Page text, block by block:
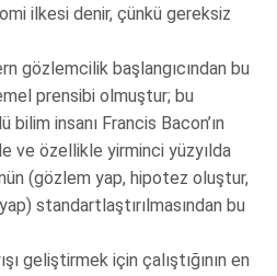
ilkesi denir, çünkü gereksiz
gözlemcilik başlangıcından bu
prensibi olmuştur; bu
insanı Francis Bacon’ın
ve özellikle yirminci yüzyılda
(gözlem yap, hipotez oluştur,
standartlaştırılmasından bu
geliştirmek için çalıştığının en